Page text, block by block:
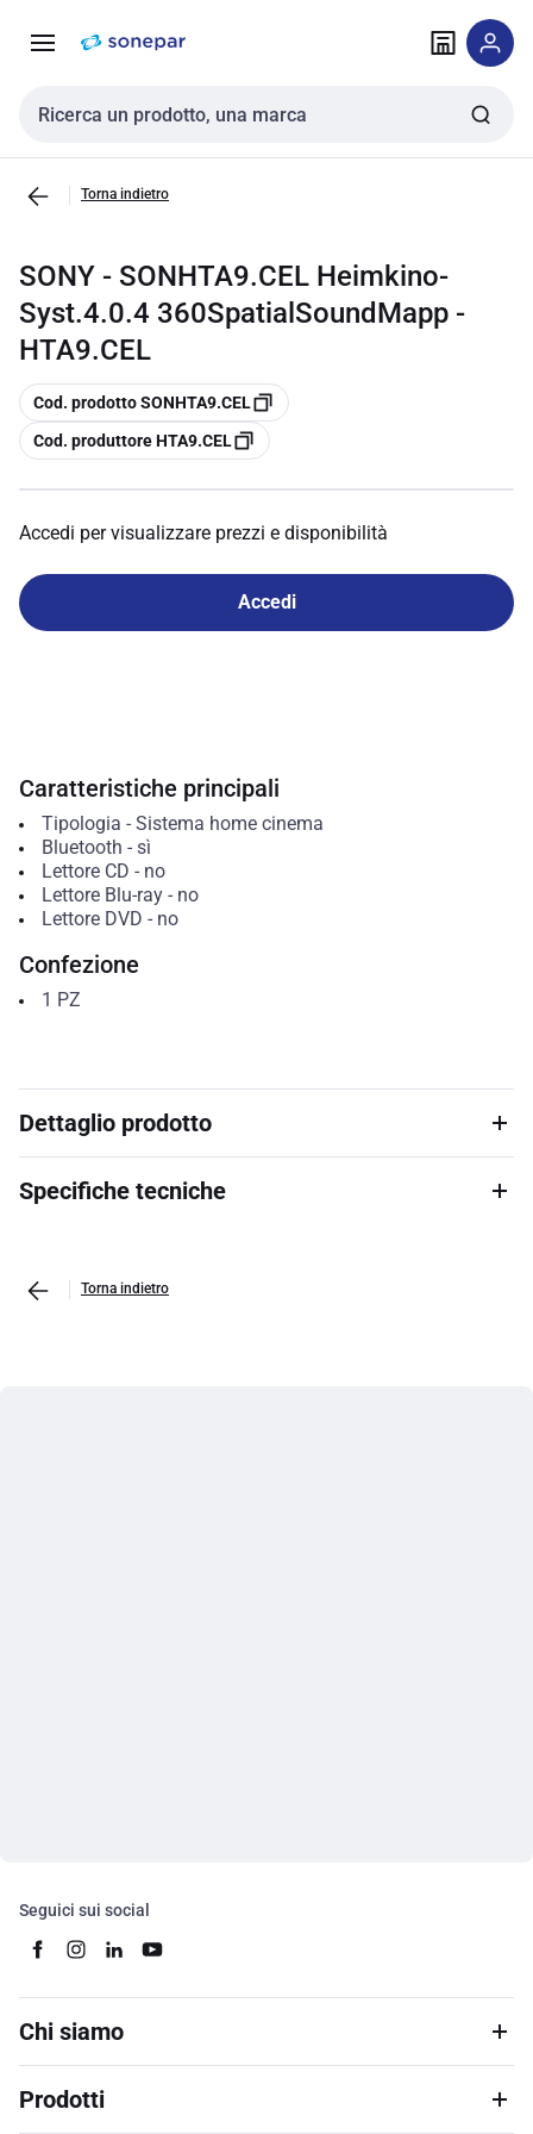
navigazione alla
Cerca input
Torna indietro
SONY - SONHTA9.CEL Heimkino-
Syst.4.0.4 360SpatialSoundMapp -
HTA9.CEL
copia
Cod. prodotto SONHTA9.CEL
copia
Cod. produttore HTA9.CEL
Accedi per visualizzare prezzi e disponibilità
Accedi
Caratteristiche principali
Tipologia - Sistema home cinema
Bluetooth - sì
Lettore CD - no
Lettore Blu-ray- no
Lettore DVD - no
Confezione
1 PZ
Dettaglio prodotto
Specifiche tecniche
Torna indietro
Seguici sui social
Chi siamo
Prodotti